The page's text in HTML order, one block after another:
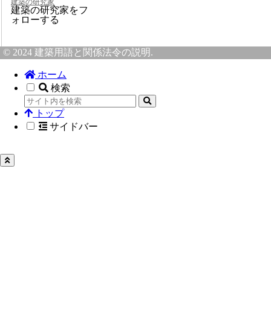
建築の研究家
建築の研究家をフ
ォローする
© 2024 建築用語と関係法令の説明.
ホーム
検索
トップ
サイドバー